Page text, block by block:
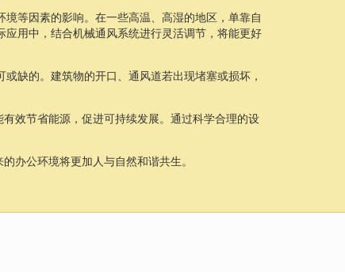
等因素的影响。在一些高温、高湿的地区，单靠自
用中，结合机械通风系统进行灵活调节，将能更好
缺的。建筑物的开口、通风道若出现堵塞或损坏，
效节省能源，促进可持续发展。通过科学合理的设
办公环境将更加人与自然和谐共生。